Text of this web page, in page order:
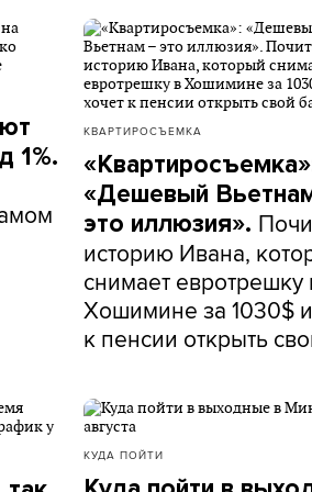
1%.
КВАРТИРОСЪЕМКА
«Дешевый
это иллюзия».
историю Ивана,
снимает евротрешку
Хошимине за 1030$
к пенсии открыть
КУДА ПОЙТИ